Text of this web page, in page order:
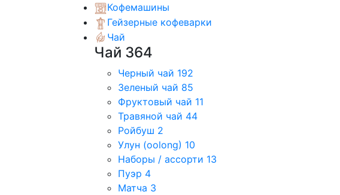
Кофемашины
Гейзерные кофеварки
Чай
Чай 364
Черный чай 192
Зеленый чай 85
Фруктовый чай 11
Травяной чай 44
Ройбуш 2
Улун (oolong) 10
Наборы / ассорти 13
Пуэр 4
Матча 3